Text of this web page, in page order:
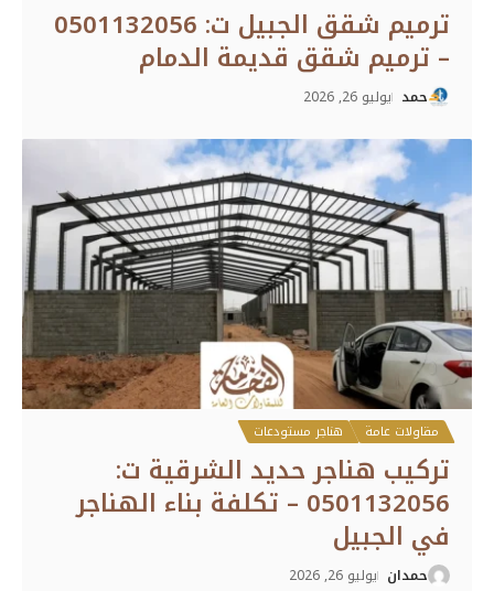
ترميم شقق الجبيل ت: 0501132056
– ترميم شقق قديمة الدمام
حمد يوليو 26, 2026
مقاولات عامة هناجر مستودعات
تركيب هناجر حديد الشرقية ت:
0501132056 – تكلفة بناء الهناجر
في الجبيل
حمدان يوليو 26, 2026